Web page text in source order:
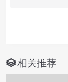
相关推荐